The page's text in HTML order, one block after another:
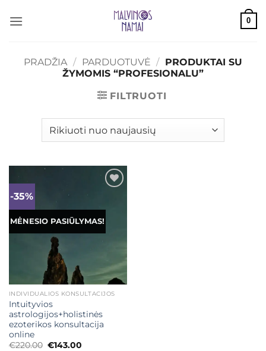
0
PRADŽIA / PARDUOTUVĖ / PRODUKTAI SU
ŽYMOMIS “PROFESIONALU”
FILTRUOTI
-35%
MĖNESIO PASIŪLYMAS!
Mėgstamiausias
INDIVIDUALIOS KONSULTACIJOS
Intuityvios
astrologijos+holistinės
ezoterikos konsultacija
online
€220.00 Original
€143.00Current